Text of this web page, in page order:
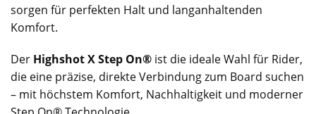
sorgen für perfekten Halt und langanhaltenden
Komfort.
Der Highshot X Step On® ist die ideale Wahl für Rider,
die eine präzise, direkte Verbindung zum Board suchen
– mit höchstem Komfort, Nachhaltigkeit und moderner